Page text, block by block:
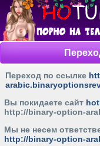
Переход по ссылке
Вы покидаете сайт
http://binary-option-
Мы не несем
http://binary-option-